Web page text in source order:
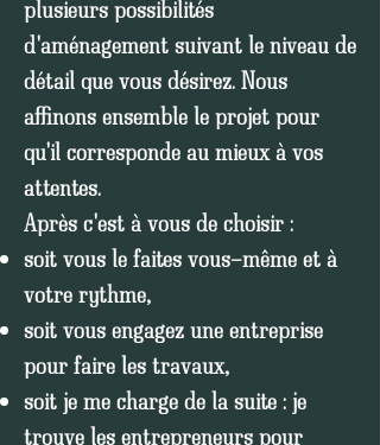
plusieurs possibilités
d'aménagement suivant le niveau de
détail que vous désirez. Nous
affinons ensemble le projet pour
qu'il corresponde au mieux à vos
attentes.
Après c'est à vous de choisir :
soit vous le faites vous-même et à
votre rythme,
soit vous engagez une entreprise
pour faire les travaux,
soit je me charge de la suite : je
trouve les entrepreneurs pour